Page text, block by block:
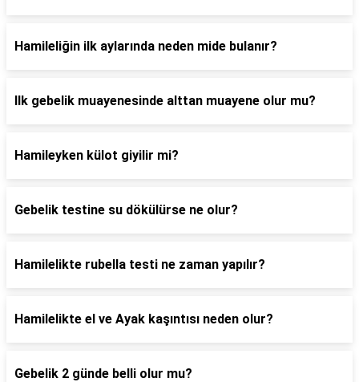
Hamileliğin ilk aylarında neden mide bulanır?
Ilk gebelik muayenesinde alttan muayene olur mu?
Hamileyken külot giyilir mi?
Gebelik testine su dökülürse ne olur?
Hamilelikte rubella testi ne zaman yapılır?
Hamilelikte el ve Ayak kaşıntısı neden olur?
Gebelik 2 günde belli olur mu?